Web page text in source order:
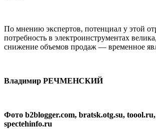
По мнению экспертов, потенциал у этой
потребность в электроинструментах
снижение объемов продаж — временное
Владимир РЕЧМЕНСКИЙ
Фото b2blogger.com, bratsk.otg.su,
spectehinfo.ru